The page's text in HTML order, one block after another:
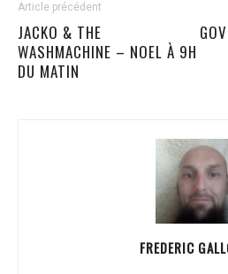
Article précédent
JACKO & THE
WASHMACHINE – NOEL À 9H
DU MATIN
FREDERIC